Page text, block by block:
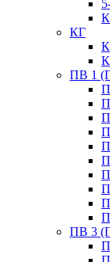
КГ
ПВ 1
ПВ 3